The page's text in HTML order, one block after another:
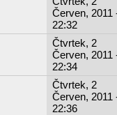
Červen, 2011
22:32
Čtvrtek, 2
Červen, 2011
22:34
Čtvrtek, 2
Červen, 2011
22:36